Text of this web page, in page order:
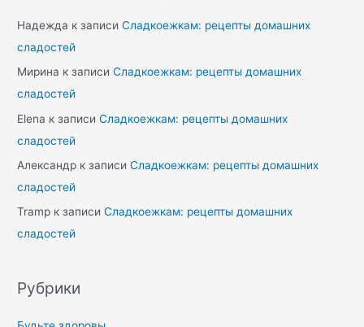
Надежда к записиСладкоежкам: рецепты домашних
сладостей
Мирина к записиСладкоежкам: рецепты домашних
сладостей
Elena к записиСладкоежкам: рецепты домашних
сладостей
Александр к записиСладкоежкам: рецепты домашних
сладостей
Tramp к записиСладкоежкам: рецепты домашних
сладостей
Рубрики